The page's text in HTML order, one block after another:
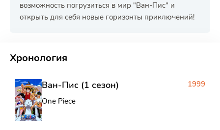
возможность погрузиться в мир "Ван-Пис" и
открыть для себя новые горизонты приключений!
Хронология
Ван-Пис (1 сезон)
One Piece
1999